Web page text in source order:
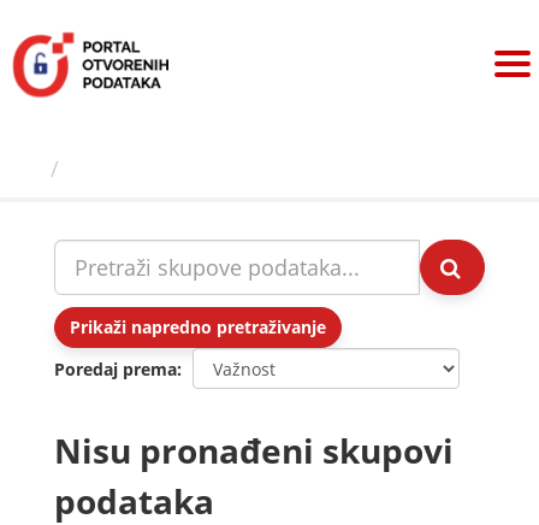
sadržaj
Prikaži napredno pretraživanje
Poredaj prema
Nisu pronađeni skupovi
podataka